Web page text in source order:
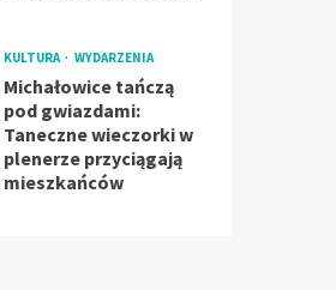
KULTURA WYDARZENIA
Michałowice tańczą
pod gwiazdami:
Taneczne wieczorki w
plenerze przyciągają
mieszkańców